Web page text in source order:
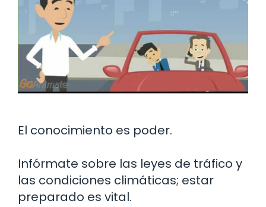
El conocimiento es poder.
Infórmate sobre las leyes de tráfico y
las condiciones climáticas; estar
preparado es vital.